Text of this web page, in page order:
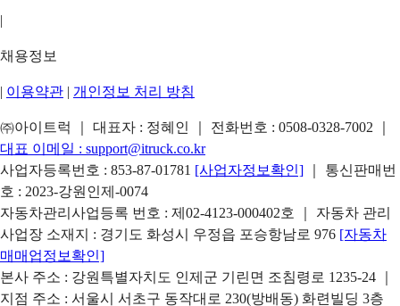
|
채용정보
| 이용약관 | 개인정보 처리 방침
㈜아이트럭 ｜ 대표자 : 정혜인 ｜ 전화번호 : 0508-0328-7002
대표 이메일 : support@itruck.co.kr
사업자등록번호 : 853-87-01781 [사업자정보확인]
｜ 통신판매번
호 : 2023-강원인제-0074
자동차관리사업등록 번호 : 제02-4123-000402호 ｜ 자동차 관리
사업장 소재지 : 경기도 화성시 우정읍 포승항남로 976 [자동차
매매업정보확인]
본사 주소 : 강원특별자치도 인제군 기린면 조침령로 1235-24 ｜
지점 주소 : 서울시 서초구 동작대로 230(방배동) 화련빌딩 3층